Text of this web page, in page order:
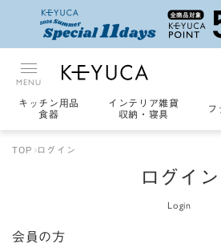
MENU
キッチン用品
食器
インテリア雑貨
収納・寝具
フ
TOP ログイン
ログイン
Login
会員の方